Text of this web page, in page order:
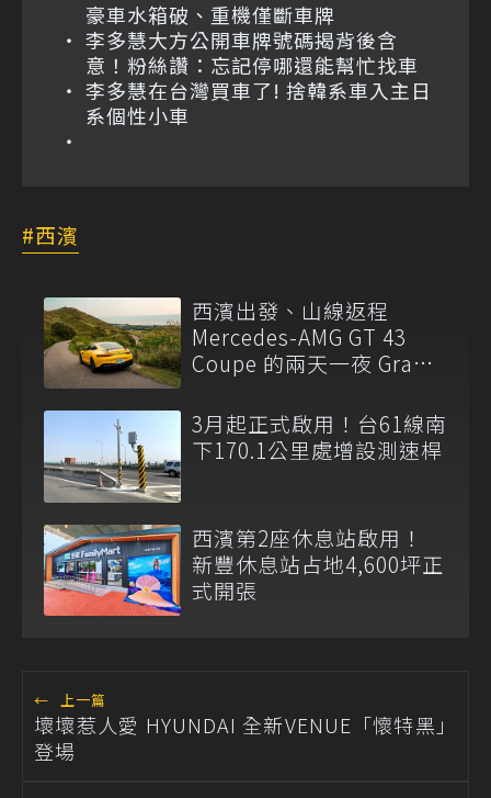
豪車水箱破、重機僅斷車牌
李多慧大方公開車牌號碼揭背後含
意！粉絲讚：忘記停哪還能幫忙找車
李多慧在台灣買車了! 捨韓系車入主日
系個性小車
西濱
西濱出發、山線返程
Mercedes-AMG GT 43
Coupe 的兩天一夜 Grand
3月起正式啟用！台61線南
下170.1公里處增設測速桿
西濱第2座休息站啟用！
新豐休息站占地4,600坪正
式開張
← 上一篇
壞壞惹人愛 HYUNDAI 全新VENUE「懷特黑」
登場